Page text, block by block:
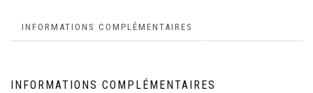
INFORMATIONS COMPLÉMENTAIRES
INFORMATIONS COMPLÉMENTAIRES